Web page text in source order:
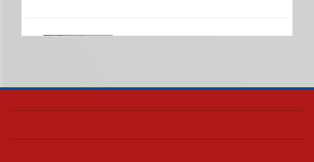
realizará nova edição da Feira